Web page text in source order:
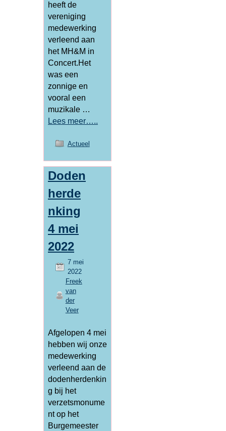
heeft de
vereniging
medewerking
verleend aan
het MH&M in
Concert.Het
was een
zonnige en
vooral een
muzikale …
Lees meer…..
Actueel
Doden
herde
nking
4 mei
2022
7 mei
2022
Freek
van
der
Veer
Afgelopen 4 mei
hebben wij onze
medewerking
verleend aan de
dodenherdenkin
g bij het
verzetsmonume
nt op het
Burgemeester